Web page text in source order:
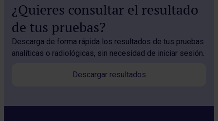
¿Quieres consultar el resultado
de tus pruebas?
Descarga de forma rápida los resultados de tus pruebas
analíticas o radiológicas, sin necesidad de iniciar sesión.
Descargar resultados